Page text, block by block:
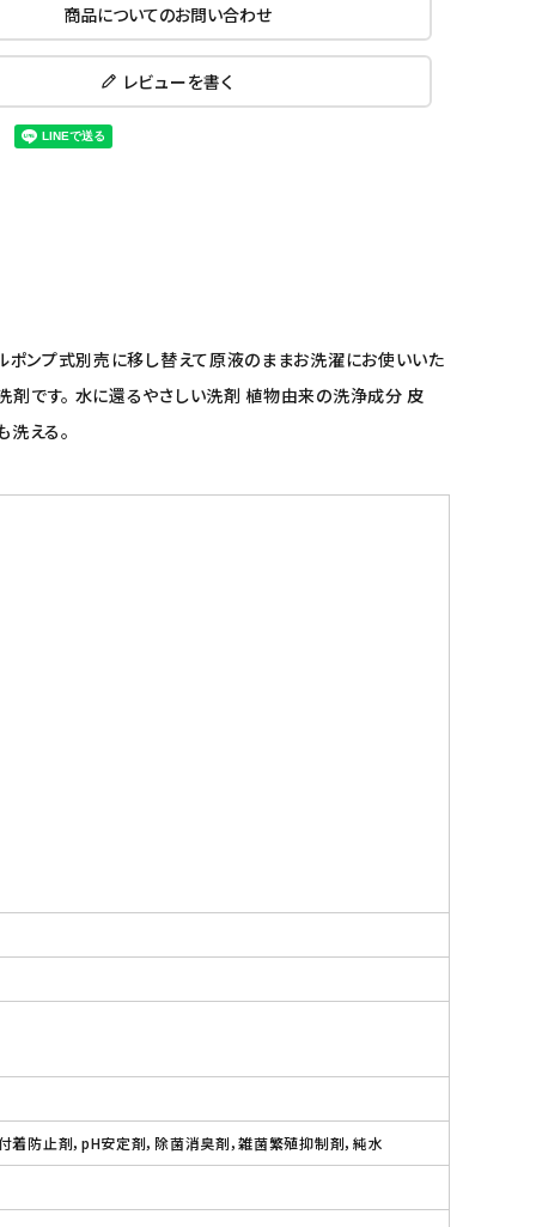
商品についてのお問い合わせ
レビューを書く
プ式別売に移し替えて原液のままお洗濯にお使いいた
剤です。 水に還るやさしい洗剤 植物由来の洗浄成分 皮
える。
着防止剤，pH安定剤，除菌消臭剤，雑菌繁殖抑制剤，純水